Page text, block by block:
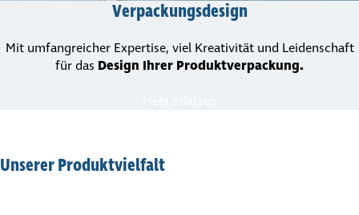
Verpa­ckungs­de­sign
Mit umfangreicher Expertise, viel Kreativität und Leidenschaft
für das Design Ihrer Produkt­ver­pa­ckung.
Unserer Produkt­viel­falt